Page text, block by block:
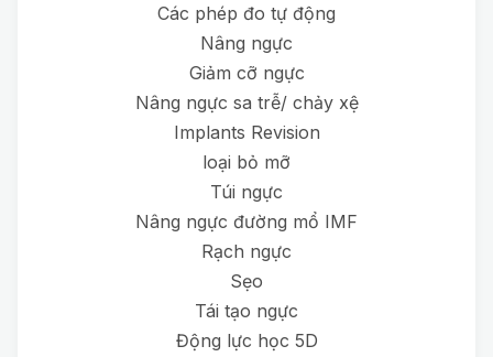
Các phép đo tự động
Nâng ngực
Giảm cỡ ngực
Nâng ngực sa trễ/ chảy xệ
Implants Revision
loại bỏ mỡ
Túi ngực
Nâng ngực đường mổ IMF
Rạch ngực
Sẹo
Tái tạo ngực
Động lực học 5D